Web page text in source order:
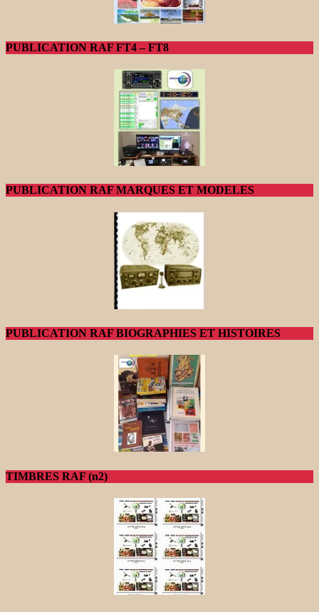
PUBLICATION RAF FT4 – FT8
PUBLICATION RAF MARQUES ET MODELES
PUBLICATION RAF BIOGRAPHIES ET HISTOIRES
TIMBRES RAF (n2)